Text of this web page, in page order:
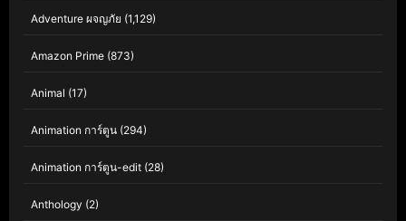
Adventure ผจญภัย (1,129)
Amazon Prime (873)
Animal (17)
Animation การ์ตูน (294)
Animation การ์ตูน-edit (28)
Anthology (2)